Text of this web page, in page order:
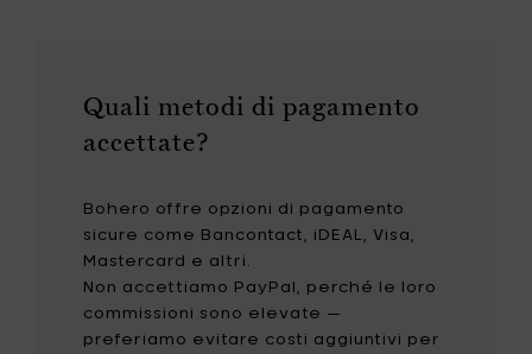
Quali metodi di pagamento
accettate?
Bohero offre opzioni di pagamento
sicure come Bancontact, iDEAL, Visa,
Mastercard e altri.
Non accettiamo PayPal, perché le loro
commissioni sono elevate —
preferiamo evitare costi aggiuntivi per